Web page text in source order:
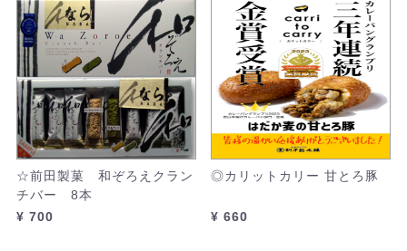
☆前田製菓 和ぞろえクラン
チバー 8本
¥ 700
◎カリットカリー 甘とろ豚
¥ 660